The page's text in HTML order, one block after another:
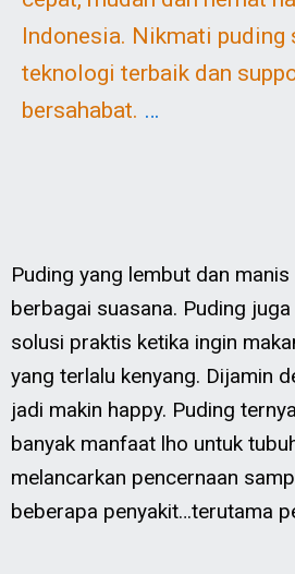
Indonesia. Nikmati puding
teknologi terbaik dan
bersahabat. …
Puding yang lembut dan
berbagai suasana. Puding
solusi praktis ketika ingin
yang terlalu kenyang. Dijamin
jadi makin happy. Puding
banyak manfaat lho untuk
melancarkan pencernaan
beberapa penyakit…terutama